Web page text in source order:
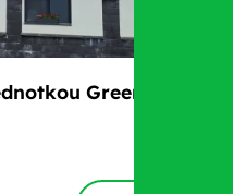
GreenBox